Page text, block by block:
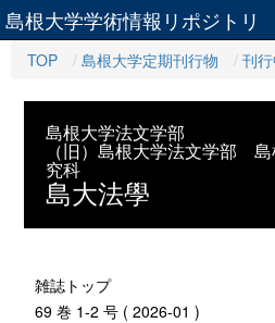
島根大学学術情報リポジトリ
TOP 島根大学定期刊行物 刊
島根大学法文学部
（旧）島根大学法文学部
究科
島大法學
雑誌トップ
69 巻 1-2 号 ( 2026-01 )